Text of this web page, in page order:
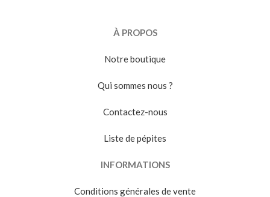
À PROPOS
Notre boutique
Qui sommes nous ?
Contactez-nous
Liste de pépites
INFORMATIONS
Conditions générales de vente